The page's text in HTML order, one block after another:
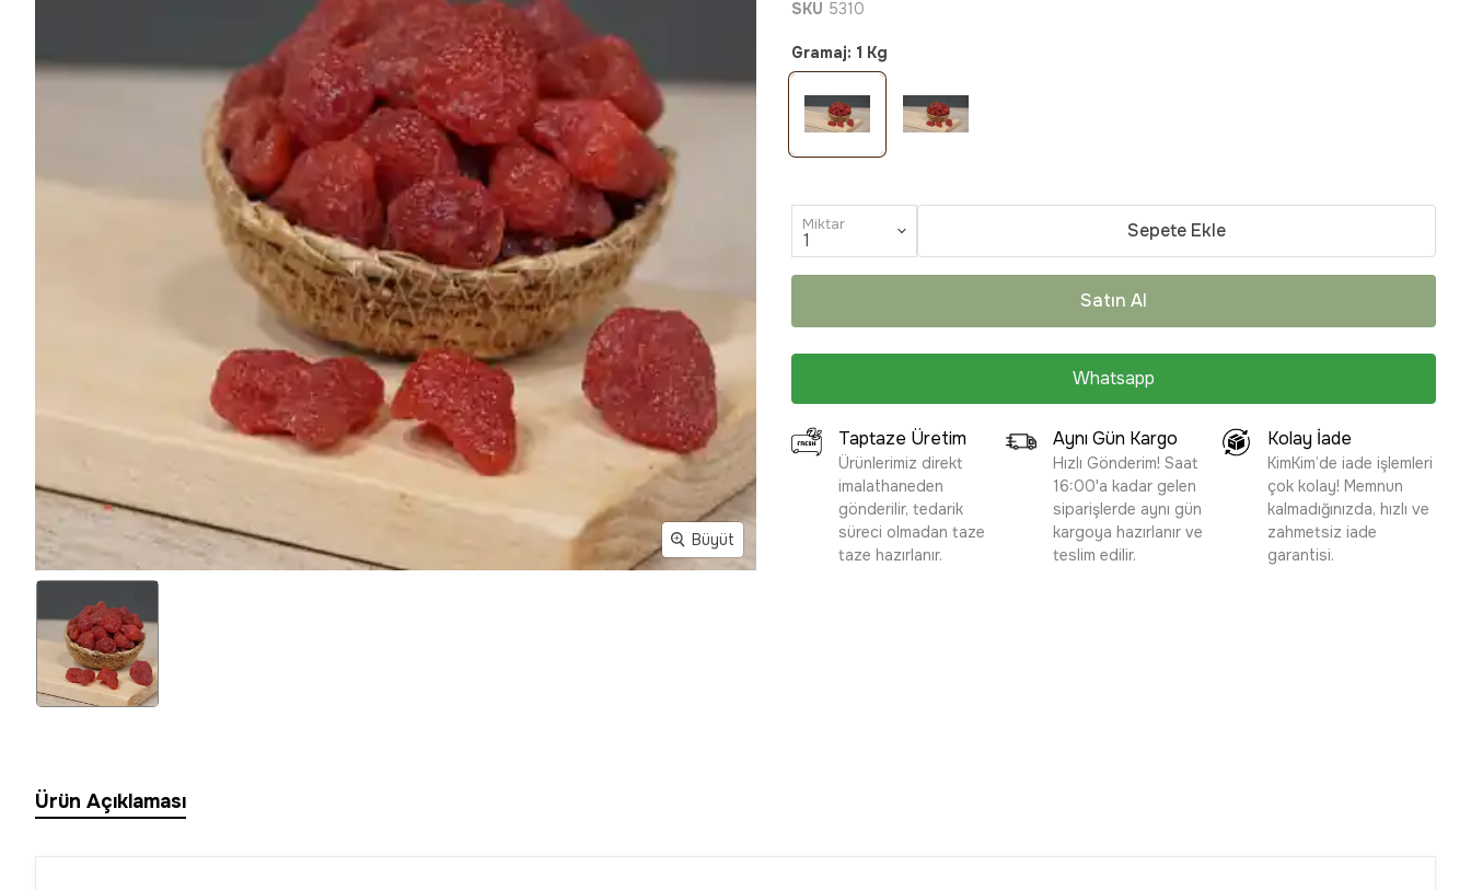
Büyüt
SKU 5310
Gramaj: 1 Kg
Miktar Sepete Ekle
Satın Al
Whatsapp
Taptaze Üretim
Ürünlerimiz direkt
imalathaneden
gönderilir, tedarik
süreci olmadan taze
taze hazırlanır.
Aynı Gün Kargo
Hızlı Gönderim! Saat
16:00'a kadar gelen
siparişlerde aynı gün
kargoya hazırlanır ve
teslim edilir.
Kolay İade
KimKim’de iade işlemleri
çok kolay! Memnun
kalmadığınızda, hızlı ve
zahmetsiz iade
garantisi.
Ürün Açıklaması